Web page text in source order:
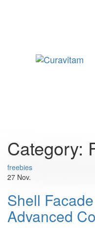
Category:
Tags
freebies
27 Nov.
Shell
Advanced